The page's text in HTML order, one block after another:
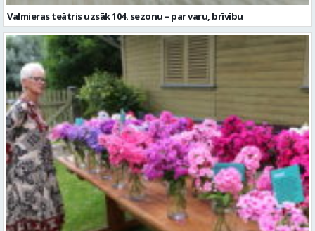
Valmieras teātris uzsāk 104. sezonu – par varu, brīvību